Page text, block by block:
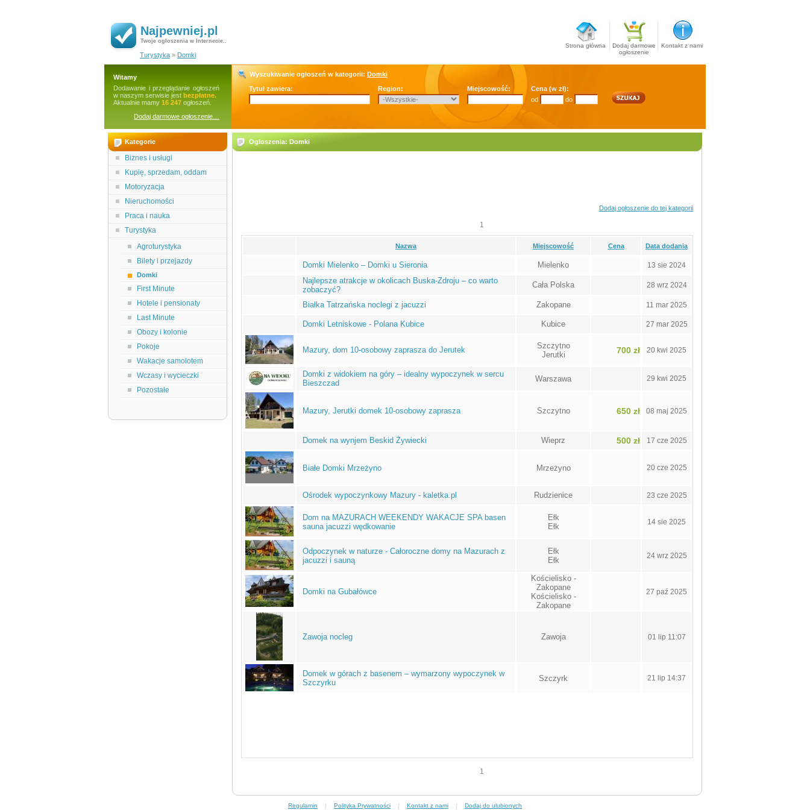
Najpewniej.pl
Twoje ogłoszenia w Internecie..
Strona główna
Dodaj darmowe
ogłoszenie
Kontakt z nami
Turystyka » Domki
Witamy
Dodawanie i przeglądanie ogłoszeń
w naszym serwisie jest bezpłatne.
Aktualnie mamy 16 247 ogłoszeń.
Dodaj darmowe ogłoszenie…
Wyszukiwanie ogłoszeń w kategorii: Domki
Tytuł zawiera:
Region: Miejscowość:
Cena (w zł):
od
do
Kategorie
Biznes i usługi
Kupię, sprzedam, oddam
Motoryzacja
Nieruchomości
Praca i nauka
Turystyka
Agroturystyka
Bilety i przejazdy
Domki
First Minute
Hotele i pensionaty
Last Minute
Obozy i kolonie
Pokoje
Wakacje samolotem
Wczasy i wycieczki
Pozostałe
Ogłoszenia: Domki
Dodaj ogłoszenie do tej kategorii
1
Nazwa Miejscowość Cena Data dodania
Domki Mielenko – Domki u Sieronia Mielenko 13 sie 2024
Najlepsze atrakcje w okolicach Buska-Zdroju – co warto
zobaczyć?
Cała Polska 28 wrz 2024
Białka Tatrzańska noclegi z jacuzzi Zakopane 11 mar 2025
Domki Letniskowe - Polana Kubice Kubice 27 mar 2025
Mazury, dom 10-osobowy zaprasza do Jerutek
Szczytno
Jerutki
700 zł 20 kwi 2025
Domki z widokiem na góry – idealny wypoczynek w sercu
Bieszczad
Warszawa 29 kwi 2025
Mazury, Jerutki domek 10-osobowy zaprasza Szczytno 650 zł 08 maj 2025
Domek na wynjem Beskid Żywiecki Wieprz 500 zł 17 cze 2025
Białe Domki Mrzeżyno Mrzeżyno 20 cze 2025
Ośrodek wypoczynkowy Mazury - kaletka.pl Rudzienice 23 cze 2025
Dom na MAZURACH WEEKENDY WAKACJE SPA basen
sauna jacuzzi wędkowanie
Ełk
Ełk
14 sie 2025
Odpoczynek w naturze - Całoroczne domy na Mazurach z
jacuzzi i sauną
Ełk
Ełk
24 wrz 2025
Domki na Gubałówce
Kościelisko -
Zakopane
Kościelisko -
Zakopane
27 paź 2025
Zawoja nocleg Zawoja 01 lip 11:07
Domek w górach z basenem – wymarzony wypoczynek w
Szczyrku
Szczyrk 21 lip 14:37
1
Regulamin | Polityka Prywatności | Kontakt z nami | Dodaj do ulubionych